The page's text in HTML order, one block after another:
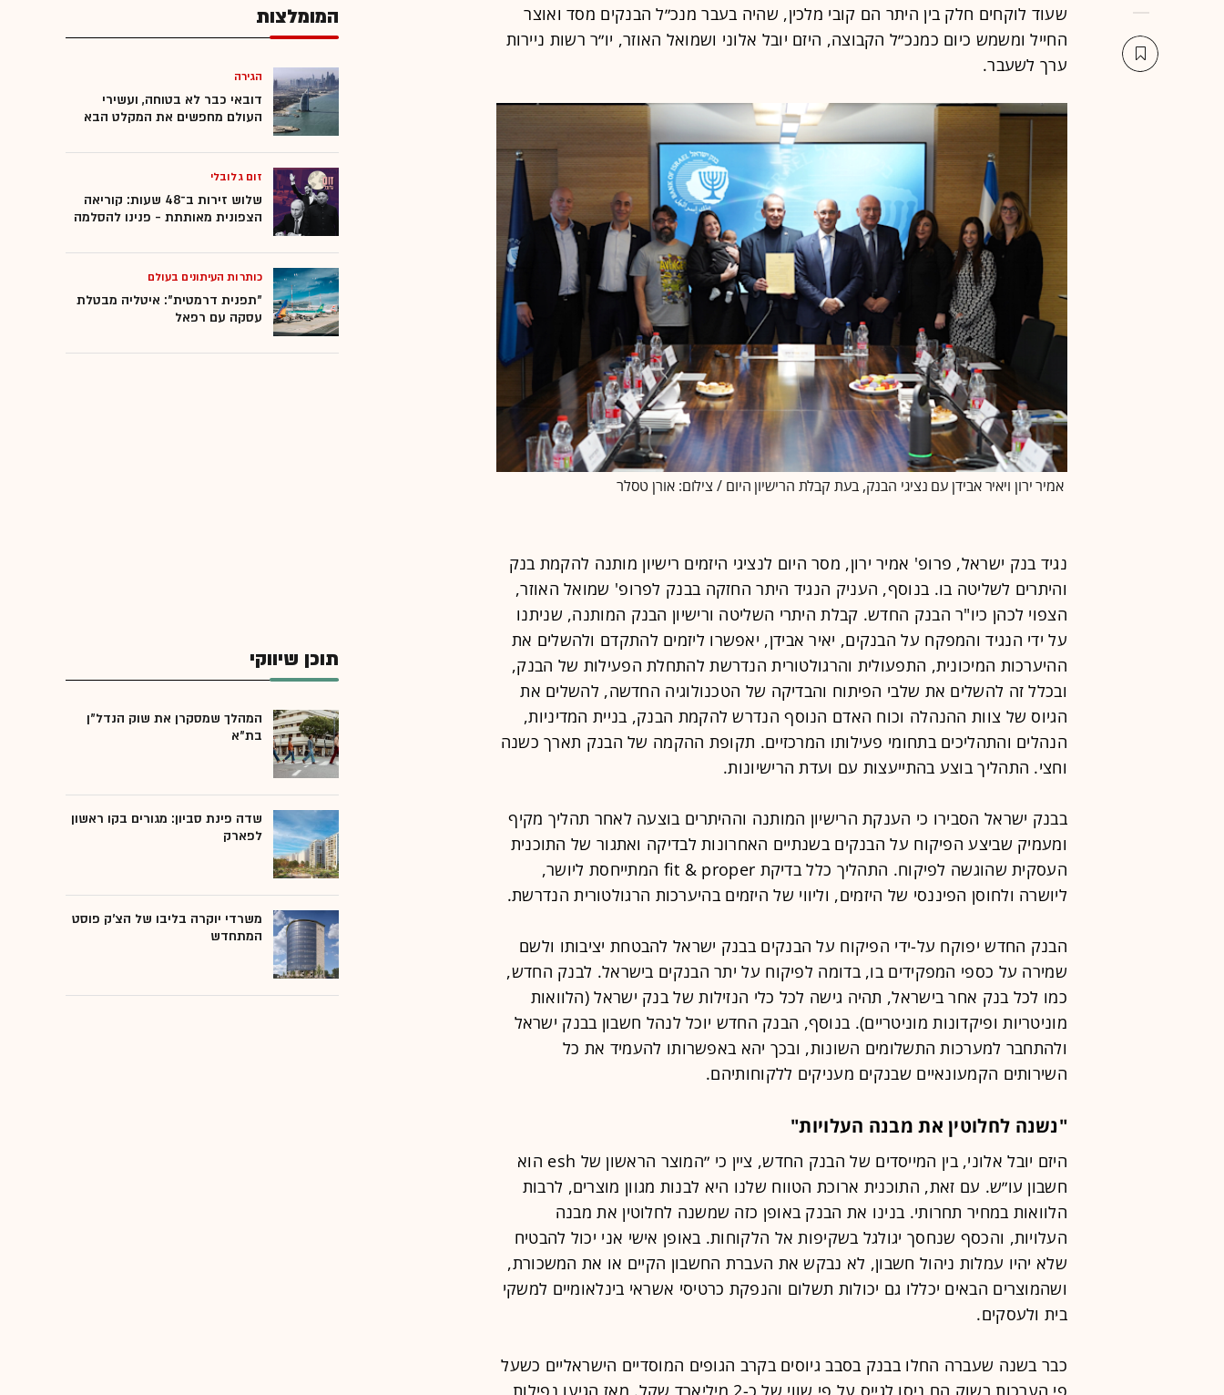
שעוד לוקחים חלק בין היתר הם קובי מלכין, שהיה בעבר מנכ״ל הבנקים מסד ואוצר
החייל ומשמש כיום כמנכ״ל הקבוצה, היזם יובל אלוני ושמואל האוזר, יו״ר רשות ניירות
ערך לשעבר.
אמיר ירון ויאיר אבידן עם נציגי הבנק, בעת קבלת הרישיון היום / צילום: אורן טסלר
נגיד בנק ישראל, פרופ' אמיר ירון, מסר היום לנציגי היזמים רישיון מותנה להקמת בנק
והיתרים לשליטה בו. בנוסף, העניק הנגיד היתר החזקה בבנק לפרופ' שמואל האוזר,
הצפוי לכהן כיו"ר הבנק החדש. קבלת היתרי השליטה ורישיון הבנק המותנה, שניתנו
על ידי הנגיד והמפקח על הבנקים, יאיר אבידן, יאפשרו ליזמים להתקדם ולהשלים את
ההיערכות המיכונית, התפעולית והרגולטורית הנדרשת להתחלת הפעילות של הבנק,
ובכלל זה להשלים את שלבי הפיתוח והבדיקה של הטכנולוגיה החדשה, להשלים את
הגיוס של צוות ההנהלה וכוח האדם הנוסף הנדרש להקמת הבנק, בניית המדיניות,
הנהלים והתהליכים בתחומי פעילותו המרכזיים. תקופת ההקמה של הבנק תארך כשנה
וחצי. התהליך בוצע בהתייעצות עם ועדת הרישיונות.
בבנק ישראל הסבירו כי הענקת הרישיון המותנה וההיתרים בוצעה לאחר תהליך מקיף
ומעמיק שביצע הפיקוח על הבנקים בשנתיים האחרונות לבדיקה ואתגור של התוכנית
העסקית שהוגשה לפיקוח. התהליך כלל בדיקת fit & proper המתייחסת ליושר,
ליושרה ולחוסן הפיננסי של היזמים, וליווי של היזמים בהיערכות הרגולטורית הנדרשת.
הבנק החדש יפוקח על-ידי הפיקוח על הבנקים בבנק ישראל להבטחת יציבותו ולשם
שמירה על כספי המפקידים בו, בדומה לפיקוח על יתר הבנקים בישראל. לבנק החדש,
כמו לכל בנק אחר בישראל, תהיה גישה לכל כלי הנזילות של בנק ישראל (הלוואות
מוניטריות ופיקדונות מוניטריים). בנוסף, הבנק החדש יוכל לנהל חשבון בבנק ישראל
ולהתחבר למערכות התשלומים השונות, ובכך יהא באפשרותו להעמיד את כל
השירותים הקמעונאיים שבנקים מעניקים ללקוחותיהם.
"נשנה לחלוטין את מבנה העלויות"
היזם יובל אלוני, בין המייסדים של הבנק החדש, ציין כי ״המוצר הראשון של esh הוא
חשבון עו״ש. עם זאת, התוכנית ארוכת הטווח שלנו היא לבנות מגוון מוצרים, לרבות
הלוואות במחיר תחרותי. בנינו את הבנק באופן כזה שמשנה לחלוטין את מבנה
העלויות, והכסף שנחסך יגולגל בשקיפות אל הלקוחות. באופן אישי אני יכול להבטיח
שלא יהיו עמלות ניהול חשבון, לא נבקש את העברת החשבון הקיים או את המשכורת,
ושהמוצרים הבאים יכללו גם יכולות תשלום והנפקת כרטיסי אשראי בינלאומיים למשקי
בית ולעסקים.
כבר בשנה שעברה החלו בבנק בסבב גיוסים בקרב הגופים המוסדיים הישראליים כשעל
פי הערכות בשוק הם ניסו לגייס על פי שווי של כ-2 מיליארד שקל. מאז הגיעו נפילות
המומלצות
הגירה
דובאי כבר לא בטוחה, ועשירי
העולם מחפשים את המקלט הבא
זום גלובלי
שלוש זירות ב־48 שעות: קוריאה
הצפונית מאותתת - פנינו להסלמה
כותרות העיתונים בעולם
"תפנית דרמטית": איטליה מבטלת
עסקה עם רפאל
תוכן שיווקי
המהלך שמסקרן את שוק הנדל"ן
בת"א
שדה פינת סביון: מגורים בקו ראשון
לפארק
משרדי יוקרה בליבו של הצ'ק פוסט
המתחדש